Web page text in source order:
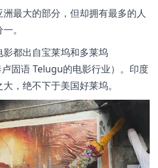
最大的部分，但却拥有最多的人
。
都出自宝莱坞和多莱坞
固语 Telugu的电影行业）。印度
，绝不下于美国好莱坞。